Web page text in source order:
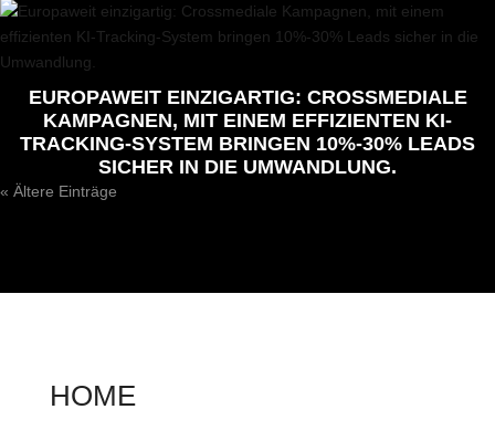
EUROPAWEIT EINZIGARTIG: CROSSMEDIALE
KAMPAGNEN, MIT EINEM EFFIZIENTEN KI-
TRACKING-SYSTEM BRINGEN 10%-30% LEADS
SICHER IN DIE UMWANDLUNG.
« Ältere Einträge
HOME